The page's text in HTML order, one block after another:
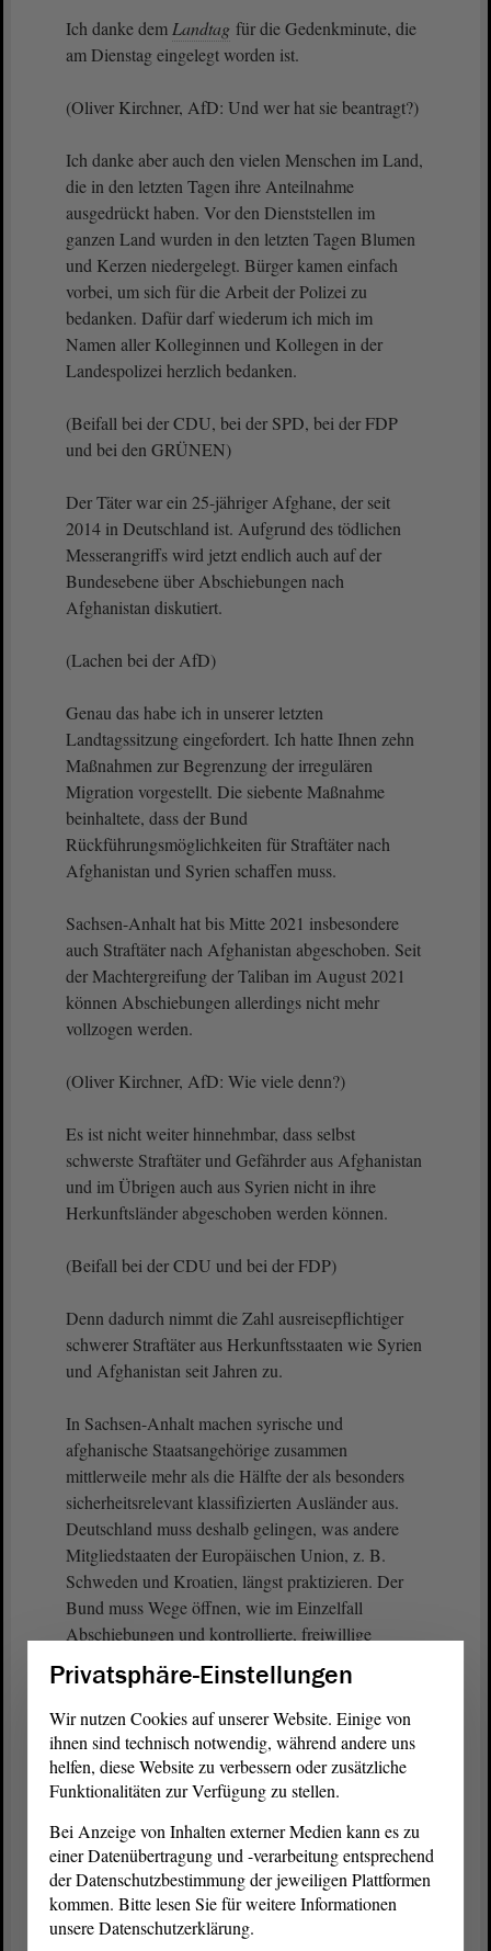
Ich danke dem Landtag für die Gedenkminute, die
am Dienstag eingelegt worden ist.
(Oliver Kirchner, AfD: Und wer hat sie beantragt?)
Ich danke aber auch den vielen Menschen im Land,
die in den letzten Tagen ihre Anteilnahme
ausgedrückt haben. Vor den Dienststellen im
ganzen Land wurden in den letzten Tagen Blumen
und Kerzen niedergelegt. Bürger kamen einfach
vorbei, um sich für die Arbeit der Polizei zu
bedanken. Dafür darf wiederum ich mich im
Namen aller Kolleginnen und Kollegen in der
Landespolizei herzlich bedanken.
(Beifall bei der CDU, bei der SPD, bei der FDP
und bei den GRÜNEN)
Der Täter war ein 25-jähriger Afghane, der seit
2014 in Deutschland ist. Aufgrund des tödlichen
Messerangriffs wird jetzt endlich auch auf der
Bundesebene über Abschiebungen nach
Afghanistan diskutiert.
(Lachen bei der AfD)
Genau das habe ich in unserer letzten
Landtagssitzung eingefordert. Ich hatte Ihnen zehn
Maßnahmen zur Begrenzung der irregulären
Migration vorgestellt. Die siebente Maßnahme
beinhaltete, dass der Bund
Rückführungsmöglichkeiten für Straftäter nach
Afghanistan und Syrien schaffen muss.
Sachsen-Anhalt hat bis Mitte 2021 insbesondere
auch Straftäter nach Afghanistan abgeschoben. Seit
der Machtergreifung der Taliban im August 2021
können Abschiebungen allerdings nicht mehr
vollzogen werden.
(Oliver Kirchner, AfD: Wie viele denn?)
Es ist nicht weiter hinnehmbar, dass selbst
schwerste Straftäter und Gefährder aus Afghanistan
und im Übrigen auch aus Syrien nicht in ihre
Herkunftsländer abgeschoben werden können.
(Beifall bei der CDU und bei der FDP)
Denn dadurch nimmt die Zahl ausreisepflichtiger
schwerer Straftäter aus Herkunftsstaaten wie Syrien
und Afghanistan seit Jahren zu.
In Sachsen-Anhalt machen syrische und
afghanische Staatsangehörige zusammen
mittlerweile mehr als die Hälfte der als besonders
sicherheitsrelevant klassifizierten Ausländer aus.
Deutschland muss deshalb gelingen, was andere
Mitgliedstaaten der Europäischen Union, z. B.
Schweden und Kroatien, längst praktizieren. Der
Bund muss Wege öffnen, wie im Einzelfall
Abschiebungen und kontrollierte, freiwillige
insbesondere nach Afghanistan erfolgen können.
Das ist mehr als überfällig.
Die Innenministerkonferenz hat dem Bund,
übrigens aufAntragvon Sachsen-Anhalt, schon
welchem Wege Abschiebungen schwerer Straftäter
und Gefährder nach Afghanistan und Syrien
durchgeführt werden können. Das Prüfergebnis des
Bundes liegt bis heute nicht vor, obwohl er
Privatsphäre-Einstellungen
Wir nutzen Cookies auf unserer Website. Einige von
ihnen sind technisch notwendig, während andere uns
helfen, diese Website zu verbessern oder zusätzliche
Funktionalitäten zur Verfügung zu stellen.
Bei Anzeige von Inhalten externer Medien kann es zu
einer Datenübertragung und -verarbeitung entsprechend
der Datenschutzbestimmung der jeweiligen Plattformen
kommen. Bitte lesen Sie für weitere Informationen
unsere Datenschutzerklärung.